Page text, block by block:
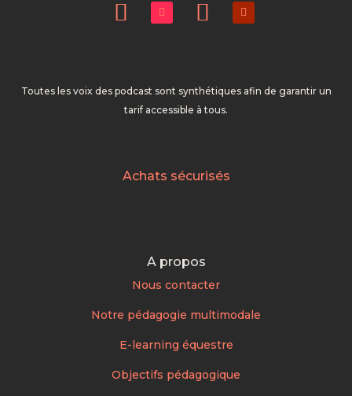
Toutes les voix des podcast sont synthétiques afin de garantir un
tarif accessible à tous.
Achats sécurisés
A propos
Nous contacter
Notre pédagogie multimodale
E-learning équestre
Objectifs pédagogique